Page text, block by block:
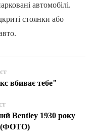
автомобілі.
стоянки або
вбиває тебе"
Bentley 1930 року
(ФОТО)